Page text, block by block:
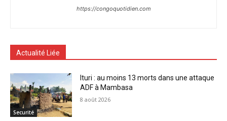
https://congoquotidien.com
Actualité Liée
Securité
Ituri : au moins 13 morts dans une attaque
ADF à Mambasa
8 août 2026